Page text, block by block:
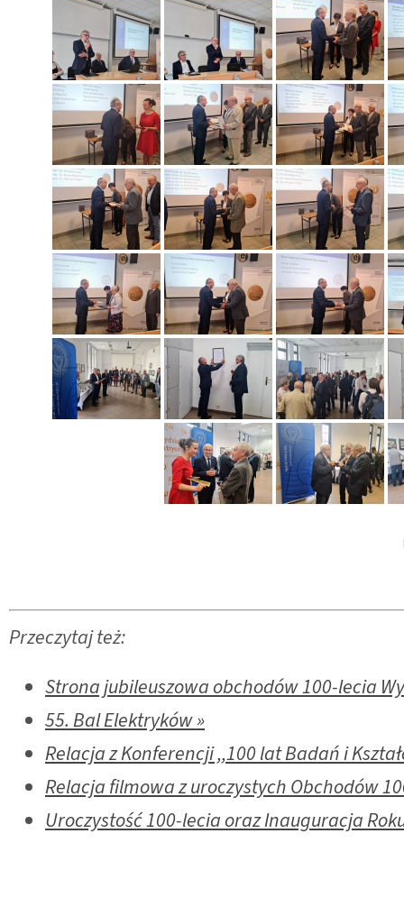
Przeczytaj też:
Strona jubileuszowa obchodów 100-lecia
55. Bal Elektryków »
Relacja z Konferencji ,,100 lat Badań i
Relacja filmowa z uroczystych Obchodów
Uroczystość 100-lecia oraz Inauguracja